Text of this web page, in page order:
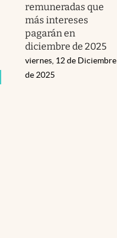
remuneradas que
más intereses
pagarán en
diciembre de 2025
viernes, 12 de Diciembre
de 2025